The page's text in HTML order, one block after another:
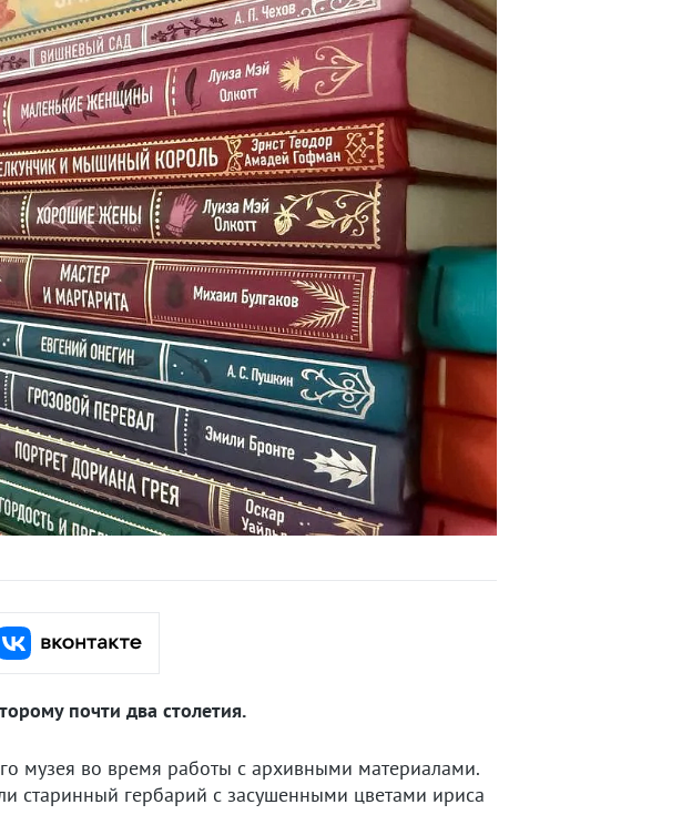
почти два столетия.
музея во время работы с архивными материалами.
старинный гербарий с засушенными цветами ириса